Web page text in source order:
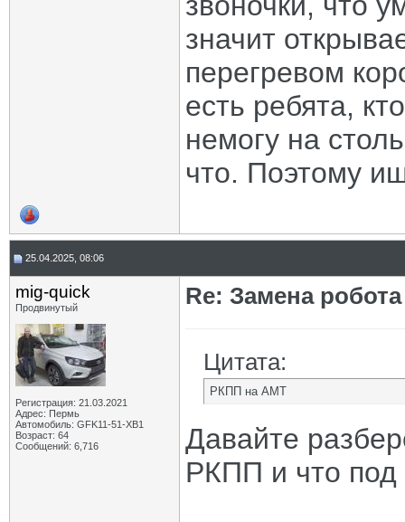
значит
перегревом
есть ребята,
немогу на
что. Поэтому
25.04.2025, 08:06
mig-quick
Продвинутый
Регистрация: 21.03.2021
Адрес: Пермь
Автомобиль: GFK11-51-ХВ1
Возраст: 64
Сообщений: 6,716
Re: Замена
Цитата:
РКПП на АМТ
Давайте
РКПП и что